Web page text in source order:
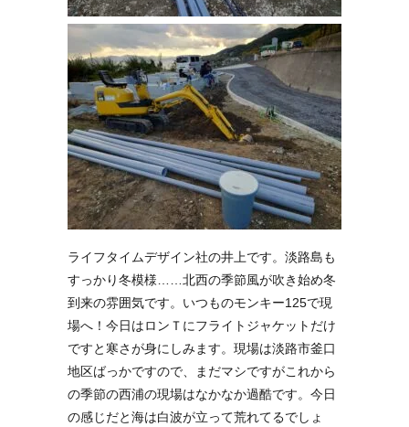
ライフタイムデザイン社の井上です。淡路島も
すっかり冬模様……北西の季節風が吹き始め冬
到来の雰囲気です。いつものモンキー125で現
場へ！今日はロンＴにフライトジャケットだけ
ですと寒さが身にしみます。現場は淡路市釜口
地区ばっかですので、まだマシですがこれから
の季節の西浦の現場はなかなか過酷です。今日
の感じだと海は白波が立って荒れてるでしょ